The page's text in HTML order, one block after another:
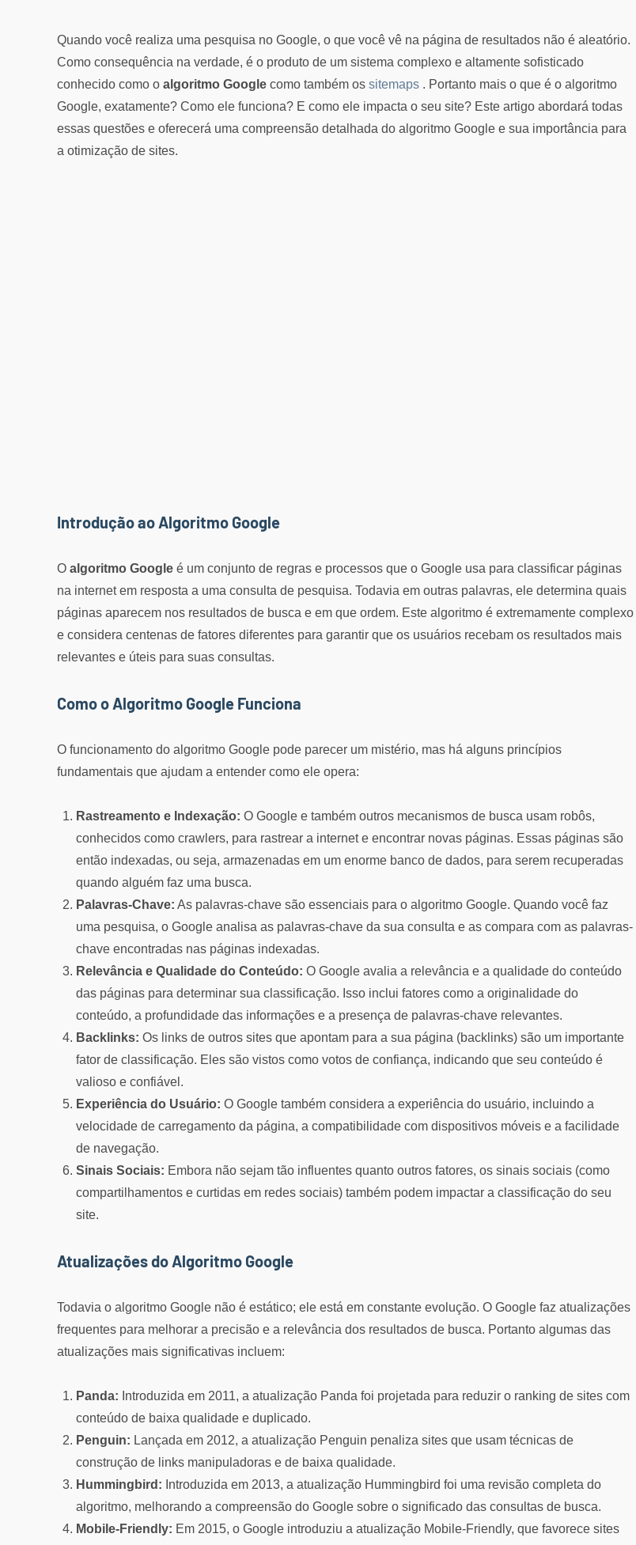
Quando você realiza uma pesquisa no Google, o que você vê na página de resultados não é aleatório.
Como consequência na verdade, é o produto de um sistema complexo e altamente sofisticado
conhecido como o algoritmo Google como também os sitemaps . Portanto mais o que é o algoritmo
Google, exatamente? Como ele funciona? E como ele impacta o seu site? Este artigo abordará todas
essas questões e oferecerá uma compreensão detalhada do algoritmo Google e sua importância para
a otimização de sites.
Introdução ao Algoritmo Google
O algoritmo Google é um conjunto de regras e processos que o Google usa para classificar páginas
na internet em resposta a uma consulta de pesquisa. Todavia em outras palavras, ele determina quais
páginas aparecem nos resultados de busca e em que ordem. Este algoritmo é extremamente complexo
e considera centenas de fatores diferentes para garantir que os usuários recebam os resultados mais
relevantes e úteis para suas consultas.
Como o Algoritmo Google Funciona
O funcionamento do algoritmo Google pode parecer um mistério, mas há alguns princípios
fundamentais que ajudam a entender como ele opera:
Rastreamento e Indexação: O Google e também outros mecanismos de busca usam robôs,
conhecidos como crawlers, para rastrear a internet e encontrar novas páginas. Essas páginas são
então indexadas, ou seja, armazenadas em um enorme banco de dados, para serem recuperadas
quando alguém faz uma busca.
Palavras-Chave: As palavras-chave são essenciais para o algoritmo Google. Quando você faz
uma pesquisa, o Google analisa as palavras-chave da sua consulta e as compara com as palavras-
chave encontradas nas páginas indexadas.
Relevância e Qualidade do Conteúdo: O Google avalia a relevância e a qualidade do conteúdo
das páginas para determinar sua classificação. Isso inclui fatores como a originalidade do
conteúdo, a profundidade das informações e a presença de palavras-chave relevantes.
Backlinks: Os links de outros sites que apontam para a sua página (backlinks) são um importante
fator de classificação. Eles são vistos como votos de confiança, indicando que seu conteúdo é
valioso e confiável.
Experiência do Usuário: O Google também considera a experiência do usuário, incluindo a
velocidade de carregamento da página, a compatibilidade com dispositivos móveis e a facilidade
de navegação.
Sinais Sociais: Embora não sejam tão influentes quanto outros fatores, os sinais sociais (como
compartilhamentos e curtidas em redes sociais) também podem impactar a classificação do seu
site.
Atualizações do Algoritmo Google
Todavia o algoritmo Google não é estático; ele está em constante evolução. O Google faz atualizações
frequentes para melhorar a precisão e a relevância dos resultados de busca. Portanto algumas das
atualizações mais significativas incluem:
Panda: Introduzida em 2011, a atualização Panda foi projetada para reduzir o ranking de sites com
conteúdo de baixa qualidade e duplicado.
Penguin: Lançada em 2012, a atualização Penguin penaliza sites que usam técnicas de
construção de links manipuladoras e de baixa qualidade.
Hummingbird: Introduzida em 2013, a atualização Hummingbird foi uma revisão completa do
algoritmo, melhorando a compreensão do Google sobre o significado das consultas de busca.
Mobile-Friendly: Em 2015, o Google introduziu a atualização Mobile-Friendly, que favorece sites